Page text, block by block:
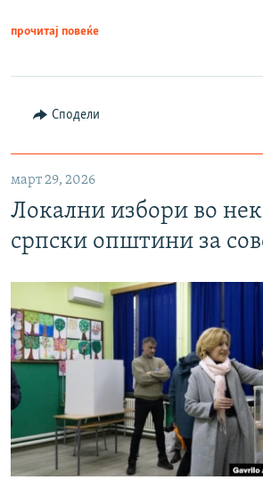
прочитај повеќе
Сподели
март 29, 2026
Локални избори во
српски општини за